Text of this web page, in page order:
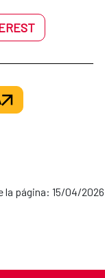
la página: 15/04/2026